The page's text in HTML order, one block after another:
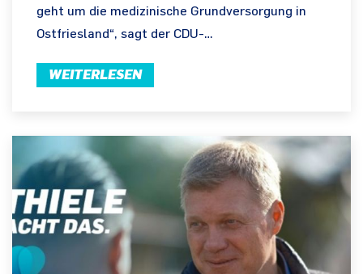
geht um die medizinische Grundversorgung in
Ostfriesland“, sagt der CDU-…
WEITERLESEN